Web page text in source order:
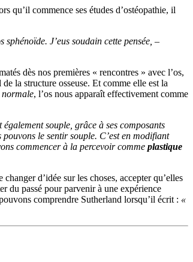
qu’il commence ses études d’ostéopathie, il
J’eus soudain cette pensée, –
dès nos premières « rencontres » avec l’os,
la structure osseuse. Et comme elle est la
normale, l’os nous apparaît effectivement comme
souple, grâce à ses composants
le sentir souple. C’est en modifiant
commencer à la percevoir comme plastique
d’idée sur les choses, accepter qu’elles
du passé pour parvenir à une expérience
comprendre Sutherland lorsqu’il écrit : «